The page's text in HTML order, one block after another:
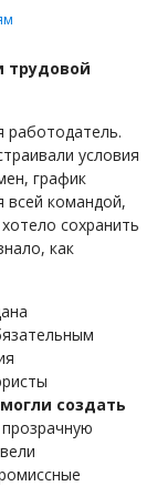
трудовой
работодатель.
условия
график
всей командой,
сохранить
как
создать